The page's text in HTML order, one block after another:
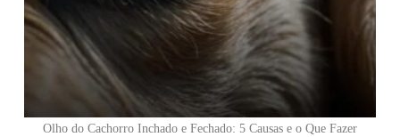
Olho do Cachorro Inchado e Fechado: 5 Causas e o Que Fazer